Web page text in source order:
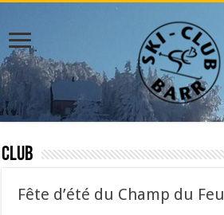
Club
Fête d’été du Champ du Feu